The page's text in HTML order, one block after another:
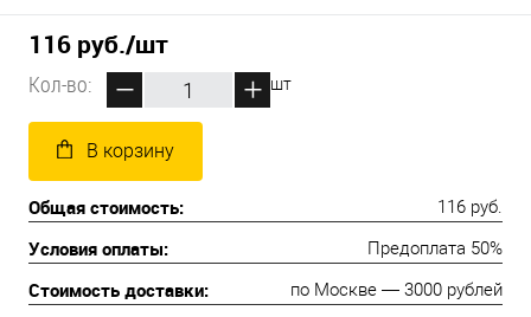
116 руб./шт
Кол-во: шт
В корзину
Общая стоимость: 116 руб.
Условия оплаты: Предоплата 50%
Стоимость доставки: по Москве — 3000 рублей